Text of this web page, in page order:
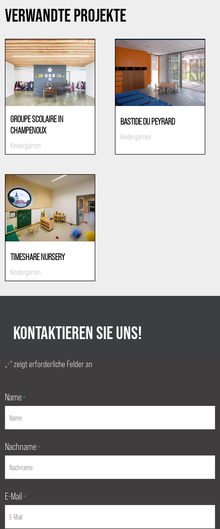
VERWANDTE PROJEKTE
GROUPE SCOLAIRE IN
CHAMPENOUX
Kindergärten
BASTIDE DU PEYRARD
Kindergärten
TIMESHARE NURSERY
Kindergärten
KONTAKTIEREN SIE UNS!
„*“ zeigt erforderliche Felder an
Name *
Nachname *
E-Mail *